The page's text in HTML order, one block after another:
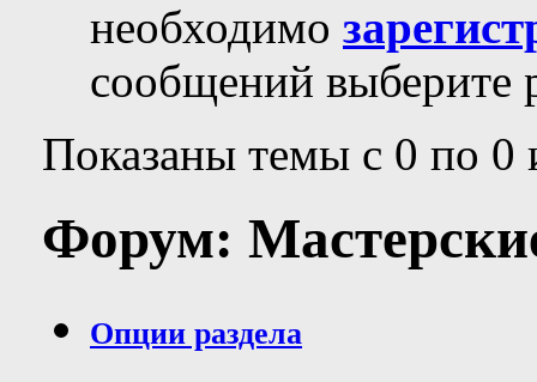
необходимо
сообщений выберите
Показаны темы с 0 по 0
Форум:
Опции раздела